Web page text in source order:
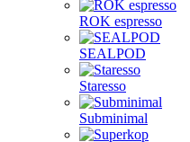
ROK espresso
SEALPOD
Staresso
Subminimal